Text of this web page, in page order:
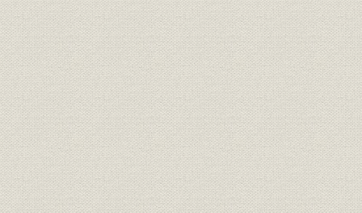
二 経済の自立と当社の再建
安田信託銀行へ社名復帰
貸付信託の創設
動産設備信託の開始
信託分離行政と信託業界
三 高度経済成長と当社(昭和三三~五〇年)